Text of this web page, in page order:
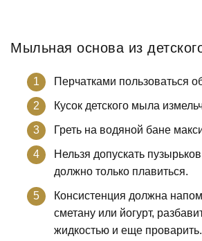
Мыльная основа из
Перчатками пользоваться
Кусок детского мыла
Греть на водяной бане
Нельзя допускать
должно только плавиться.
Консистенция должна
сметану или йогурт,
жидкостью и еще